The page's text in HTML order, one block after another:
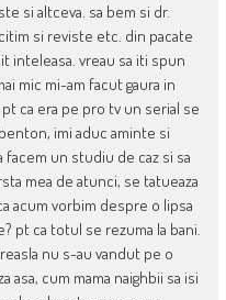
si altceva. sa bem si dr.
si reviste etc. din pacate
inteleasa. vreau sa iti spun
mic mi-am facut gaura in
ca era pe pro tv un serial se
imi aduc aminte si
facem un studiu de caz si sa
mea de atunci, se tatueaza
acum vorbim despre o lipsa
pt ca totul se rezuma la bani.
nu s-au vandut pe o
asa, cum mama naighbii sa isi